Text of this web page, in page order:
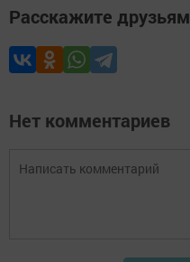
Расскажите друзьям
Нет комментариев